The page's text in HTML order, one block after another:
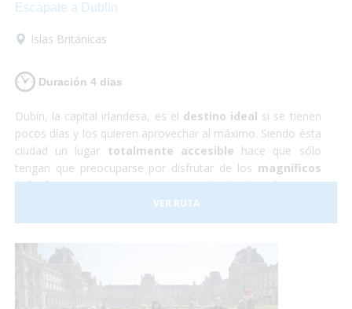
Escápate a Dublín
Islas Británicas
Duración 4 dias
Dubín, la capital irlandesa, es el destino ideal si se tienen
pocos días y los quieren aprovechar al máximo. Siendo ésta
ciudad un lugar totalmente accesible hace que sólo
tengan que preocuparse por disfrutar de los magníficos
paisajes y monumentosque te brinda éste hermoso
país. Durante éste viaje a Irlanda tendrás la oportunidad de
conocer los imponentesAcantilados de Moher,
esconde la famosa
VER RUTA